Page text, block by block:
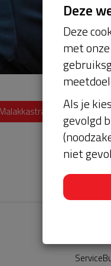
Service BuurtAED Malakkastraat
Deze
Deze
met
Als je
gevolgd
niet